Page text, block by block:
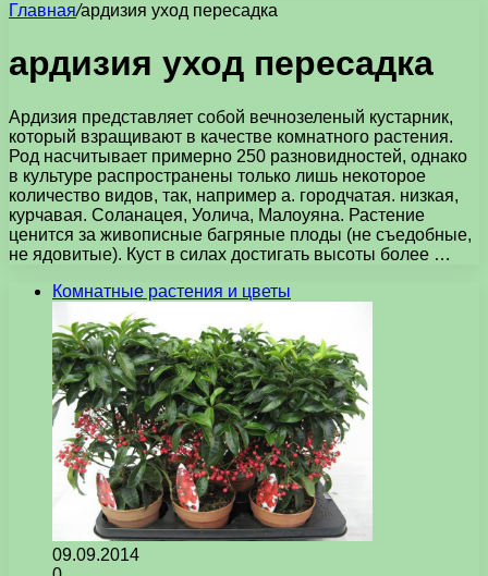
Главная/ардизия уход пересадка
ардизия уход пересадка
Ардизия представляет собой вечнозеленый кустарник,
который взращивают в качестве комнатного растения.
Род насчитывает примерно 250 разновидностей, однако
в культуре распространены только лишь некоторое
количество видов, так, например а. городчатая. низкая,
курчавая. Соланацея, Уолича, Малоуяна. Растение
ценится за живописные багряные плоды (не съедобные,
не ядовитые). Куст в силах достигать высоты более …
Комнатные растения и цветы
09.09.2014